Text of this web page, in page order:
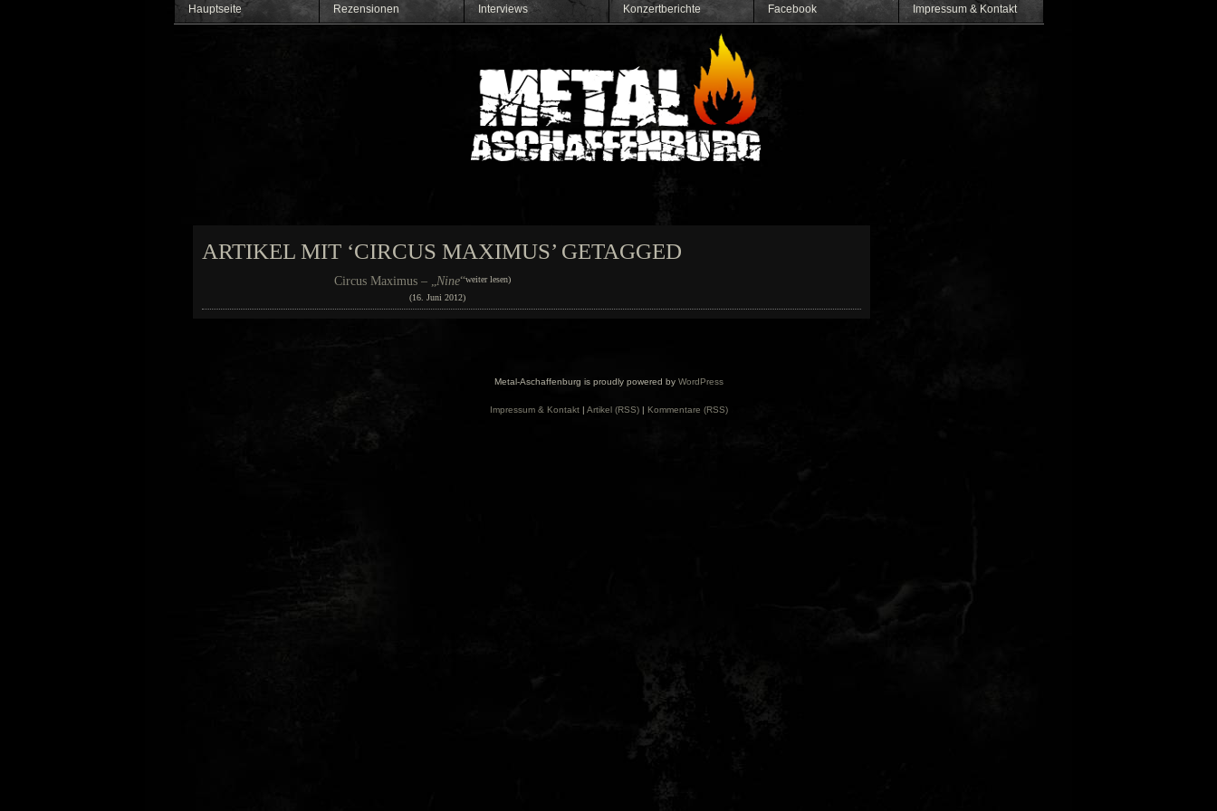
Hauptseite Rezensionen Interviews Konzertberichte Facebook Impressum & Kontakt
ARTIKEL MIT ‘CIRCUS MAXIMUS’ GETAGGED
Circus Maximus – „Nine“
(16. Juni 2012)
weiter lesen)
Metal-Aschaffenburg is proudly powered by WordPress
Impressum & Kontakt| Artikel (RSS)| Kommentare (RSS)